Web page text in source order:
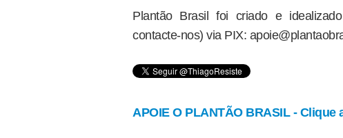
Plantão Brasil foi criado e
contacte-nos) via PIX:
APOIE O PLANTÃO BRASIL - Clique